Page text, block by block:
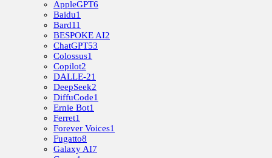
AppleGPT6
Baidu1
Bard11
BESPOKE AI2
ChatGPT53
Colossus1
Copilot2
DALLE-21
DeepSeek2
DiffuCode1
Ernie Bot1
Ferret1
Forever Voices1
Fugatto8
Galaxy AI7